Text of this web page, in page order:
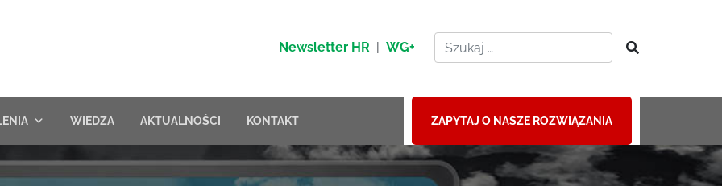
Newsletter HR | WG+
WIEDZA AKTUALNOŚCI KONTAKT ZAPYTAJ O NASZE ROZWIĄZANIA